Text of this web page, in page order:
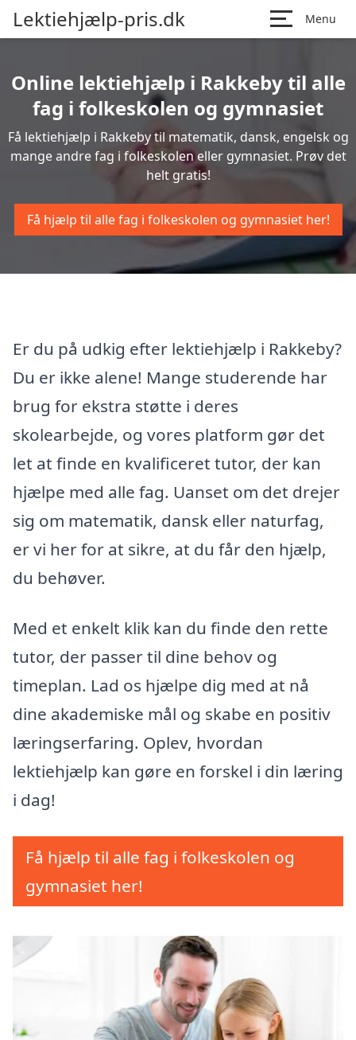
Lektiehjælp-pris.dk Menu
Online lektiehjælp i Rakkeby til alle
fag i folkeskolen og gymnasiet
Få lektiehjælp i Rakkeby til matematik, dansk, engelsk og
mange andre fag i folkeskolen eller gymnasiet. Prøv det
helt gratis!
Få hjælp til alle fag i folkeskolen og gymnasiet her!
Er du på udkig efter lektiehjælp i Rakkeby?
Du er ikke alene! Mange studerende har
brug for ekstra støtte i deres
skolearbejde, og vores platform gør det
let at finde en kvalificeret tutor, der kan
hjælpe med alle fag. Uanset om det drejer
sig om matematik, dansk eller naturfag,
er vi her for at sikre, at du får den hjælp,
du behøver.
Med et enkelt klik kan du finde den rette
tutor, der passer til dine behov og
timeplan. Lad os hjælpe dig med at nå
dine akademiske mål og skabe en positiv
læringserfaring. Oplev, hvordan
lektiehjælp kan gøre en forskel i din læring
i dag!
Få hjælp til alle fag i folkeskolen og
gymnasiet her!